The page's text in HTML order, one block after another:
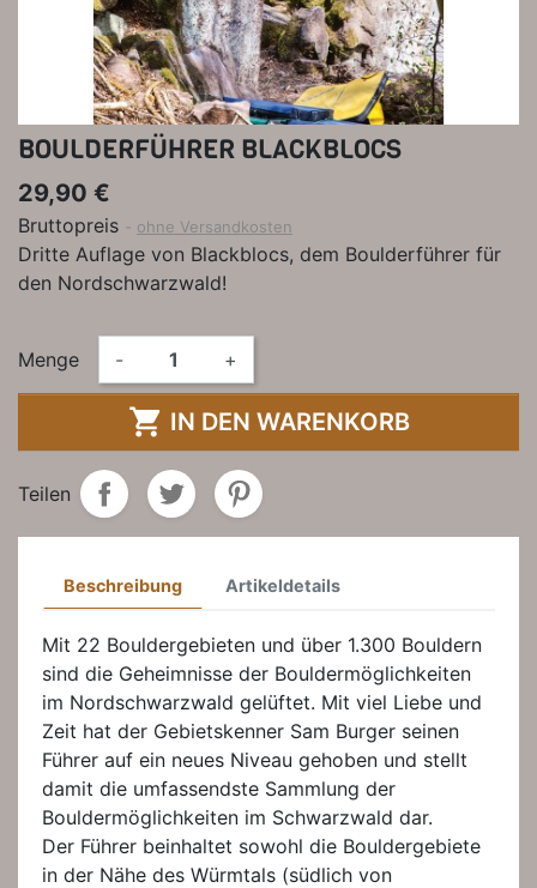
BOULDERFÜHRER BLACKBLOCS
29,90 €
Bruttopreis ohne Versandkosten
Dritte Auflage von Blackblocs, dem Boulderführer für
den Nordschwarzwald!
Menge - +
 IN DEN WARENKORB
Teilen
Beschreibung Artikeldetails
Mit 22 Bouldergebieten und über 1.300 Bouldern
sind die Geheimnisse der Bouldermöglichkeiten
im Nordschwarzwald gelüftet. Mit viel Liebe und
Zeit hat der Gebietskenner Sam Burger seinen
Führer auf ein neues Niveau gehoben und stellt
damit die umfassendste Sammlung der
Bouldermöglichkeiten im Schwarzwald dar.
Der Führer beinhaltet sowohl die Bouldergebiete
in der Nähe des Würmtals (südlich von